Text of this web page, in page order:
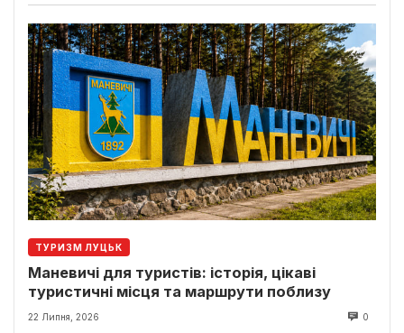
ТУРИЗМ ЛУЦЬК
Маневичі для туристів: історія, цікаві
туристичні місця та маршрути поблизу
22 Липня, 2026 0